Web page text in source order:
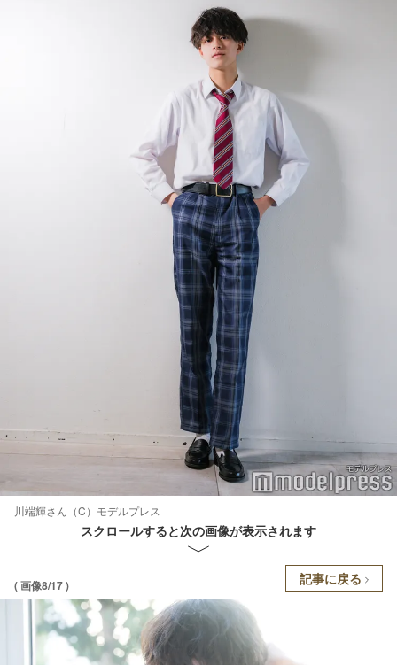
川端輝さん（C）モデルプレス
スクロールすると次の画像が表示されます
( 画像8/17 ) 記事に戻る